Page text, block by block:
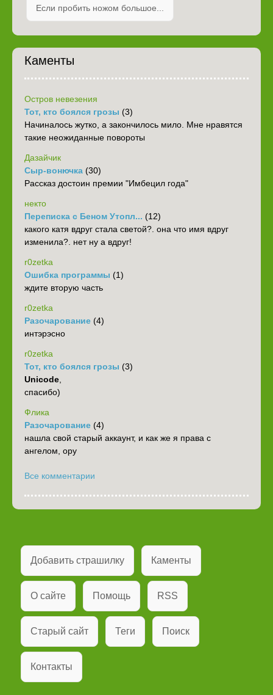
Если пробить ножом большое...
Каменты
Остров невезения
Тот, кто боялся грозы (3)
Начиналось жутко, а закончилось мило. Мне нравятся
такие неожиданные повороты
Дазайчик
Сыр-вонючка (30)
Рассказ достоин премии "Имбецил года"
некто
Переписка с Беном Утопл... (12)
какого катя вдруг стала светой?. она что имя вдруг
изменила?. нет ну а вдруг!
r0zetka
Ошибка программы (1)
ждите вторую часть
r0zetka
Разочарование (4)
интэрэсно
r0zetka
Тот, кто боялся грозы (3)
Unicode
спасибо)
Флика
Разочарование (4)
нашла свой старый аккаунт, и как же я права с
ангелом, ору
Все комментарии
Добавить страшилку Каменты
О сайте Помощь RSS
Старый сайт Теги Поиск
Контакты